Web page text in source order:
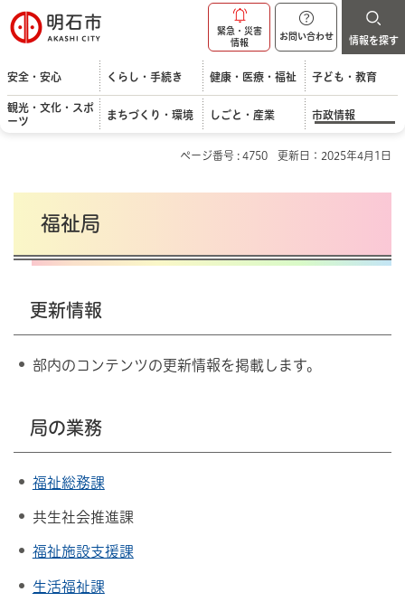
明石市
緊急・災害
情報
お問い合わせ 情報を探す
安全・安心 くらし・手続き 健康・医療・福祉 子ども・教育
観光・文化・スポ
ーツ
まちづくり・環境 しごと・産業 市政情報
ページ番号 : 4750 更新日：2025年4月1日
福祉局
更新情報
部内のコンテンツの更新情報を掲載します。
局の業務
福祉総務課
共生社会推進課
福祉施設支援課
生活福祉課